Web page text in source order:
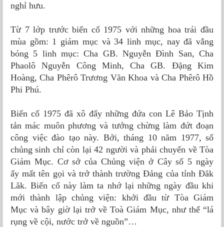
nghỉ hưu.
Từ 7 lớp trước biến cố 1975 với những hoa trái đầu
mùa gồm: 1 giám mục và 34 linh mục, nay đã vắng
bóng 5 linh mục: Cha GB. Nguyễn Đình San, Cha
Phaolô Nguyễn Công Minh, Cha GB. Đặng Kim
Hoàng, Cha Phêrô Trương Văn Khoa và Cha Phêrô Hồ
Phi Phú.
Biến cố 1975 đã xô đẩy những đứa con Lê Bảo Tịnh
tản mác muôn phương và tưởng chừng làm đứt đoạn
công việc đào tạo này. Bởi, tháng 10 năm 1977, số
chủng sinh chỉ còn lại 42 người và phải chuyển về Tòa
Giám Mục. Cơ sở của Chủng viện ở Cây số 5 ngày
ấy mất tên gọi và trở thành trường Đảng của tỉnh Đăk
Lăk. Biến cố này làm ta nhớ lại những ngày đầu khi
mới thành lập chủng viện: khởi đầu từ Tòa Giám
Mục và bây giờ lại trở về Toà Giám Mục, như thể “lá
rụng về cội, nước trở về nguồn”…